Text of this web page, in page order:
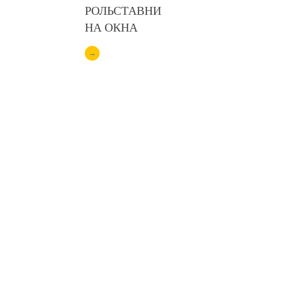
РОЛЬСТАВНИ
НА ОКНА
→